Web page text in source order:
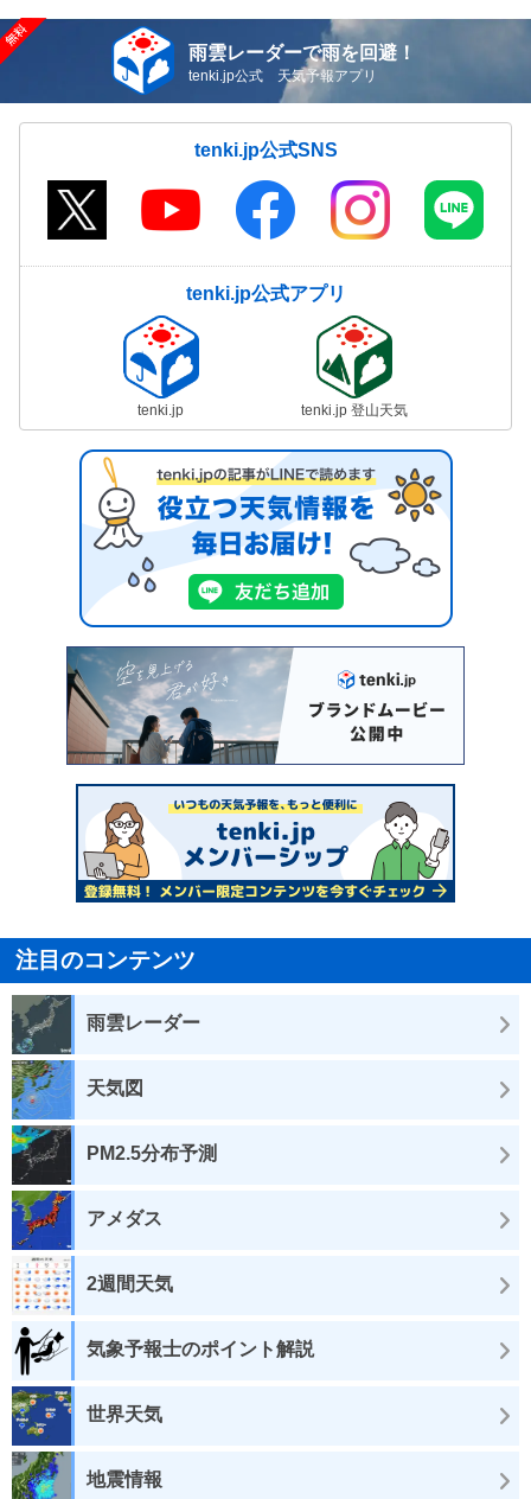
雨雲レーダーで雨を回避！
tenki.jp公式 天気予報アプリ
tenki.jp公式SNS
tenki.jp公式アプリ
tenki.jp tenki.jp 登山天気
注目のコンテンツ
雨雲レーダー
天気図
PM2.5分布予測
アメダス
2週間天気
気象予報士のポイント解説
世界天気
地震情報